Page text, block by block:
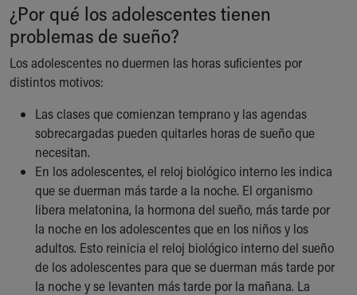
MyChart
Make an Appointment
Breastfeeding Medicine
Child Passenger Safety
Safe Sleep
About Akron Children's Pediatrics
Who We Are
Building a Brighter Future
Our Mission, Vision, Promise
Calendar of Events
Community Mission
Connect With Us
Our Culture of Caring
Newsroom
¿Por qué los adolescentes tienen
problemas de sueño?
Los adolescentes no duermen las horas suficientes por
distintos motivos:
Las clases que comienzan temprano y las agendas
sobrecargadas pueden quitarles horas de sueño que
necesitan.
En los adolescentes, el reloj biológico interno les indica
que se duerman más tarde a la noche. El organismo
libera melatonina, la hormona del sueño, más tarde por
la noche en los adolescentes que en los niños y los
adultos. Esto reinicia el reloj biológico interno del sueño
de los adolescentes para que se duerman más tarde por
la noche y se levanten más tarde por la mañana. La